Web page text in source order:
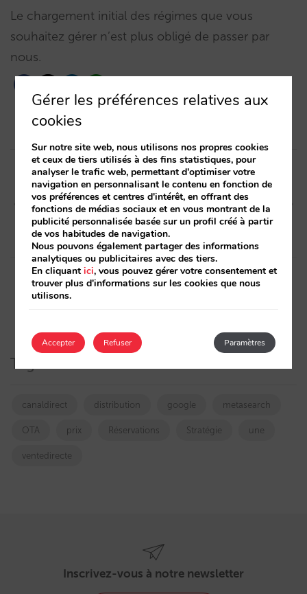
Le chargement initial des régimes que vous
souhaitez gérer n’est plus obligé de passer par
nous.
Post
navigation
Article précédent
Investir en CPC et CPA: tout
ce que vous devez savoir
Article suivant
Nous affinons « séjour
minimum » et « anticipation
» sur les offres
Tags
canaldirect distribution google metasearch
OTA prix Réservations Stratégie une
ventedirecte
Inscrivez-vous à notre newsletter
Gérer les préférences relatives aux
cookies
Sur notre site web, nous utilisons nos propres cookies
et ceux de tiers utilisés à des fins statistiques, pour
analyser le trafic web, permettant d'optimiser votre
navigation en personnalisant le contenu en fonction de
vos préférences et centres d'intérêt, en offrant des
fonctions de médias sociaux et en vous montrant de la
publicité personnalisée basée sur un profil créé à partir
de vos habitudes de navigation.
Nous pouvons également partager des informations
analytiques ou publicitaires avec des tiers.
En cliquantici, vous pouvez gérer votre consentement et
trouver plus d'informations sur les cookies que nous
utilisons.
Accepter Paramètres
Refuser